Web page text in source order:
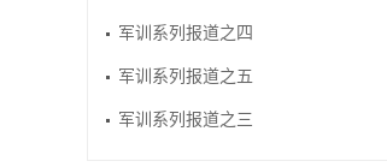
军训系列报道之四
军训系列报道之五
军训系列报道之三